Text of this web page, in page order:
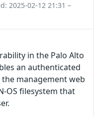
2025-02-12 21:31 –
in the Palo Alto
an authenticated
management web
OS filesystem that